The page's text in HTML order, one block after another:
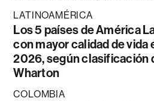
LATINOAMÉRICA
Los 5 países de América
con mayor calidad de vida
2026, según clasificación
Wharton
COLOMBIA